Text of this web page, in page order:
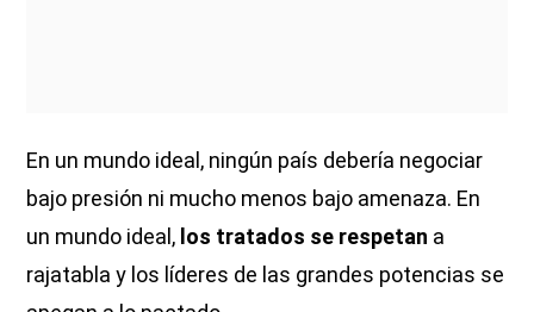
En un mundo ideal, ningún país debería negociar
bajo presión ni mucho menos bajo amenaza. En
un mundo ideal, los tratados se respetan a
rajatabla y los líderes de las grandes potencias se